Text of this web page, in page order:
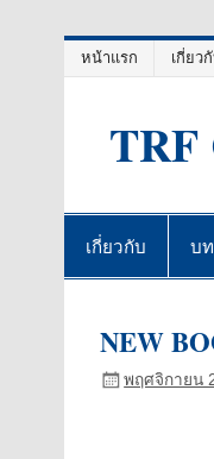
หน้าแรก เกี่ยว
เกี่ยวกับ บ
NEW
พฤศจิกายน